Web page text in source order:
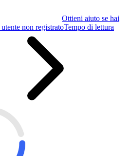
Ottieni aiuto se hai
non registratoTempo di lettura